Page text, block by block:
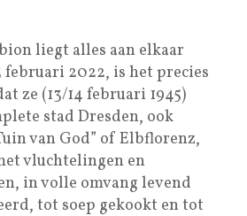
liegt alles aan elkaar
februari 2022, is het precies
ze (13/14 februari 1945)
stad Dresden, ook
van God” of Elbflorenz,
vluchtelingen en
in volle omvang levend
tot soep gekookt en tot